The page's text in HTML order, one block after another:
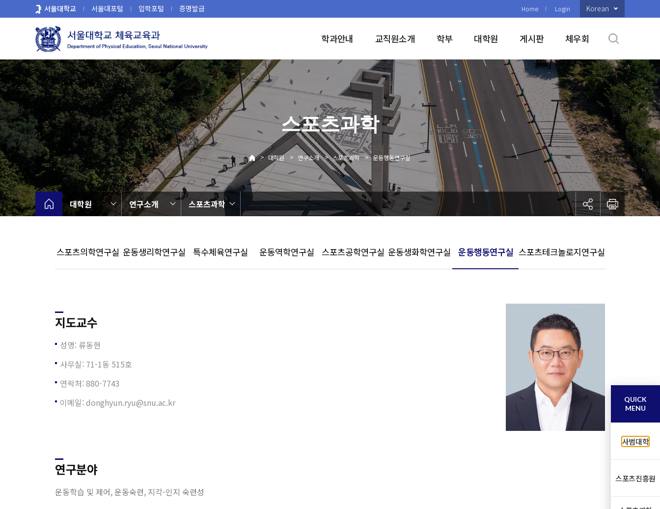
로
뉴
서울대학교 서울대포털 입학포털 증명발급 Home Login Korean
학과안내 교직원소개 학부 대학원 게시판 체우회
스포츠과학
> 대학원 > 연구소개 > 스포츠과학 > 운동행동연구실
대학원 연구소개 스포츠과학
스포츠의학연구실 운동생리학연구실 특수체육연구실 운동역학연구실 스포츠공학연구실 운동생화학연구실 운동행동연구실 스포츠테크놀로지연구실
지도교수
성명: 류동현
사무실: 71-1동 515호
연락처: 880-7743
이메일: donghyun.ryu@snu.ac.kr
연구분야
운동학습 및 제어, 운동숙련, 지각-인지 숙련성
QUICK
MENU
사범대학
스포츠진흥원